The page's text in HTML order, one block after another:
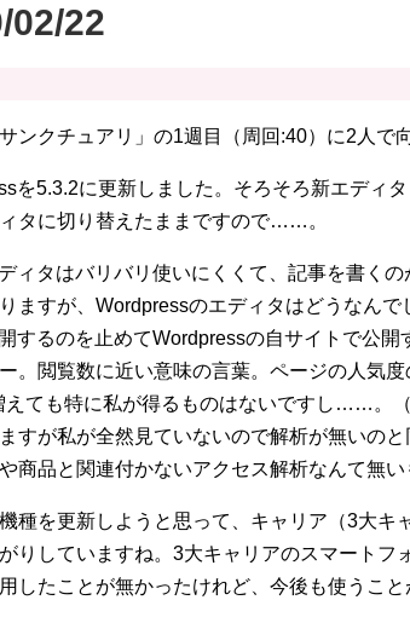
02/22
サンクチュアリ」の1週目（周回:40）に2人で
を5.3.2に更新しました。そろそろ新エディ
タに切り替えたままですので……。
ィタはバリバリ使いにくくて、記事を書く
ますが、Wordpressのエディタはどうなんで
するのを止めてWordpressの自サイトで公
。閲覧数に近い意味の言葉。ページの人気
えても特に私が得るものはないですし……。
すが私が全然見ていないので解析が無いの
商品と関連付かないアクセス解析なんて無い
種を更新しようと思って、キャリア（3大
りしていますね。3大キャリアのスマートフ
したことが無かったけれど、今後も使うこと